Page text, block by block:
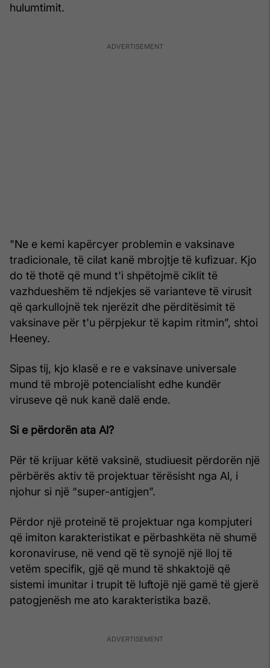
hulumtimit.
"Ne e kemi kapërcyer problemin e vaksinave
tradicionale, të cilat kanë mbrojtje të kufizuar. Kjo
do të thotë që mund t'i shpëtojmë ciklit të
vazhdueshëm të ndjekjes së varianteve të virusit
që qarkullojnë tek njerëzit dhe përditësimit të
vaksinave për t'u përpjekur të kapim ritmin”, shtoi
Heeney.
Sipas tij, kjo klasë e re e vaksinave universale
mund të mbrojë potencialisht edhe kundër
viruseve që nuk kanë dalë ende.
Si e përdorën ata Al?
Për të krijuar këtë vaksinë, studiuesit përdorën një
përbërës aktiv të projektuar tërësisht nga Al, i
njohur si një “super-antigjen”.
Përdor një proteinë të projektuar nga kompjuteri
që imiton karakteristikat e përbashkëta në shumë
koronaviruse, në vend që të synojë një lloj të
vetëm specifik, gjë që mund të shkaktojë që
sistemi imunitar i trupit të luftojë një gamë të gjerë
patogjenësh me ato karakteristika bazë.